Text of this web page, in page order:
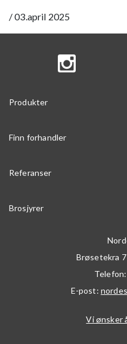
/03.april 2025
Produkter
Finn forhandler
Referanser
Brosjyrer
Brøsetekra 7
Telefon:
E-post:
Vi ønsker